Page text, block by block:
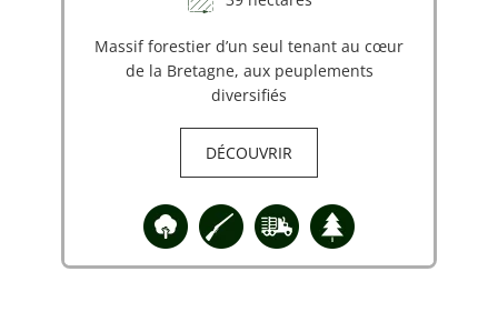
Massif forestier d’un seul tenant au cœur
de la Bretagne, aux peuplements
diversifiés
DÉCOUVRIR